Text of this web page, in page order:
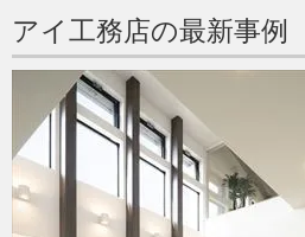
アイ工務店の最新事例